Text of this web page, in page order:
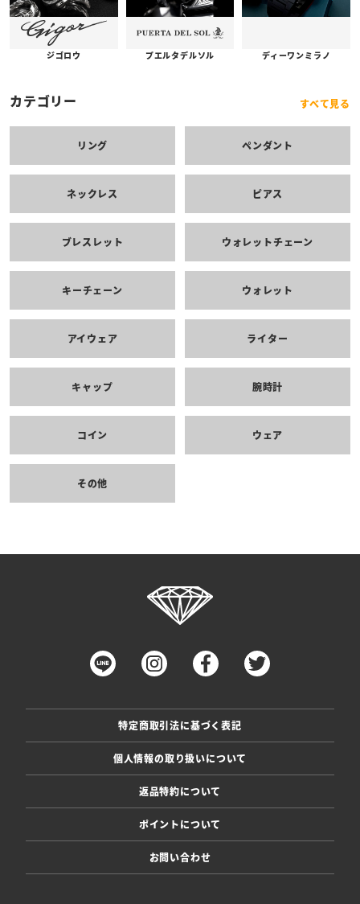
ジゴロウ プエルタデルソル ディーワンミラノ
カテゴリー すべて見る
リング ペンダント
ネックレス ピアス
ブレスレット ウォレットチェーン
キーチェーン ウォレット
アイウェア ライター
キャップ 腕時計
コイン ウェア
その他
特定商取引法に基づく表記
個人情報の取り扱いについて
返品特約について
ポイントについて
お問い合わせ